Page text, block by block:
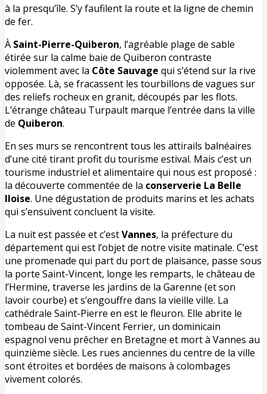
à la presqu’île. S’y faufilent la route et la ligne de chemin
de fer.
À Saint-Pierre-Quiberon, l’agréable plage de sable
étirée sur la calme baie de Quiberon contraste
violemment avec la Côte Sauvage qui s’étend sur la rive
opposée. Là, se fracassent les tourbillons de vagues sur
des reliefs rocheux en granit, découpés par les flots.
L’étrange château Turpault marque l’entrée dans la ville
de Quiberon.
En ses murs se rencontrent tous les attirails balnéaires
d’une cité tirant profit du tourisme estival. Mais c’est un
tourisme industriel et alimentaire qui nous est proposé :
la découverte commentée de la conserverie La Belle
Iloise. Une dégustation de produits marins et les achats
qui s’ensuivent concluent la visite.
La nuit est passée et c’estVannes, la préfecture du
département qui est l’objet de notre visite matinale. C’est
une promenade qui part du port de plaisance, passe sous
la porte Saint-Vincent, longe les remparts, le château de
l’Hermine, traverse les jardins de la Garenne (et son
lavoir courbe) et s’engouffre dans la vieille ville. La
cathédrale Saint-Pierre en est le fleuron. Elle abrite le
tombeau de Saint-Vincent Ferrier, un dominicain
espagnol venu prêcher en Bretagne et mort à Vannes au
quinzième siècle. Les rues anciennes du centre de la ville
sont étroites et bordées de maisons à colombages
vivement colorés.